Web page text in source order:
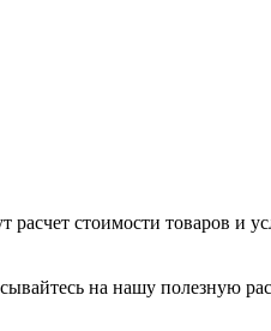
стоимости товаров и
на нашу полезную